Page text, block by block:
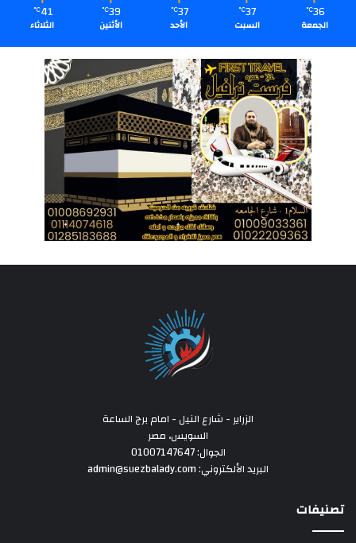
36
℃
الجمعة
37
℃
السبت
37
℃
الأحد
39
℃
الأثنين
41
℃
الثلاثاء
الزراير - شارع النيل - امام برج الساعة
السويس، مصر
الجوال: 01007147647
البريد الألكتروني: admin@suezbalady.com
تصنيفات